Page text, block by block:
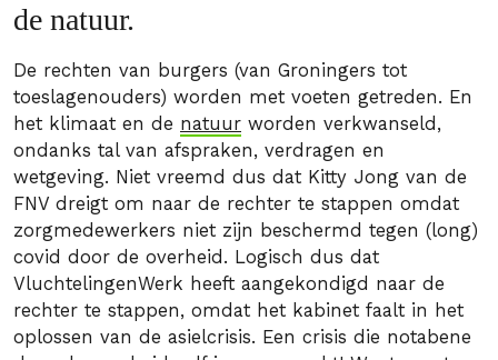
de natuur.
De rechten van burgers (van Groningers tot
toeslagenouders) worden met voeten getreden. En
het klimaat en de natuur worden verkwanseld,
ondanks tal van afspraken, verdragen en
wetgeving. Niet vreemd dus dat Kitty Jong van de
FNV dreigt om naar de rechter te stappen omdat
zorgmedewerkers niet zijn beschermd tegen (long)
covid door de overheid. Logisch dus dat
VluchtelingenWerk heeft aangekondigd naar de
rechter te stappen, omdat het kabinet faalt in het
oplossen van de asielcrisis. Een crisis die notabene